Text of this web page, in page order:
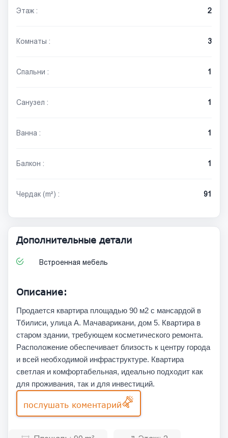
Этаж : 2
Комнаты : 3
Спальни : 1
Санузел : 1
Ванна : 1
Балкон : 1
Чердак (m²) : 91
Дополнительные детали
Встроенная мебель
Описание:
Продается квартира площадью 90 м2 с мансардой в
Тбилиси, улица А. Мачаварикани, дом 5. Квартира в
старом здании, требующем косметического ремонта.
Расположение обеспечивает близость к центру города
и всей необходимой инфраструктуре. Квартира
светлая и комфортабельная, идеально подходит как
для проживания, так и для инвестиций.
послушать коментарий